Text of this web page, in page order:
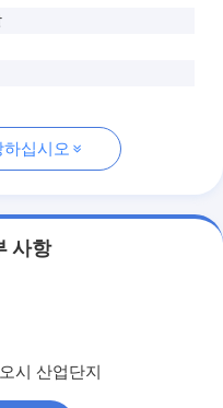
십시오
사항
시 산업단지